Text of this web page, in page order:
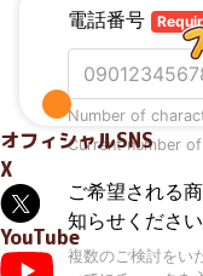
オフィシャルSNS
X
YouTube